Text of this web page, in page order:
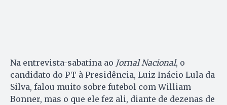
Na entrevista-sabatina ao Jornal Nacional, o
candidato do PT à Presidência, Luiz Inácio Lula da
Silva, falou muito sobre futebol com William
Bonner, mas o que ele fez ali, diante de dezenas de